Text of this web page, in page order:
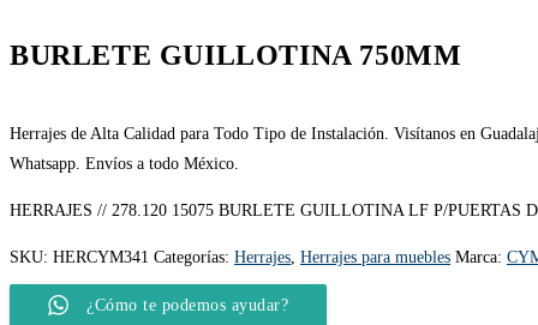
BURLETE GUILLOTINA 750MM
Herrajes de Alta Calidad para Todo Tipo de Instalación. Visítanos en
Whatsapp. Envíos a todo México.
HERRAJES // 278.120 15075 BURLETE GUILLOTINA LF P/PUERTAS
SKU: HERCYM341 Categorías: Herrajes Herrajes para muebles Marca:
¿Cómo te podemos ayudar?